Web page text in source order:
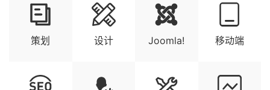
策划 设计 Joomla! 移动端